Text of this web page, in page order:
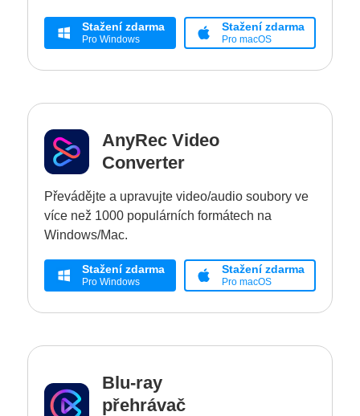
Stažení zdarma
Pro Windows
Stažení zdarma
Pro macOS
AnyRec Video
Converter
Převádějte a upravujte video/audio soubory ve
více než 1000 populárních formátech na
Windows/Mac.
Stažení zdarma
Pro Windows
Stažení zdarma
Pro macOS
Blu-ray
přehrávač